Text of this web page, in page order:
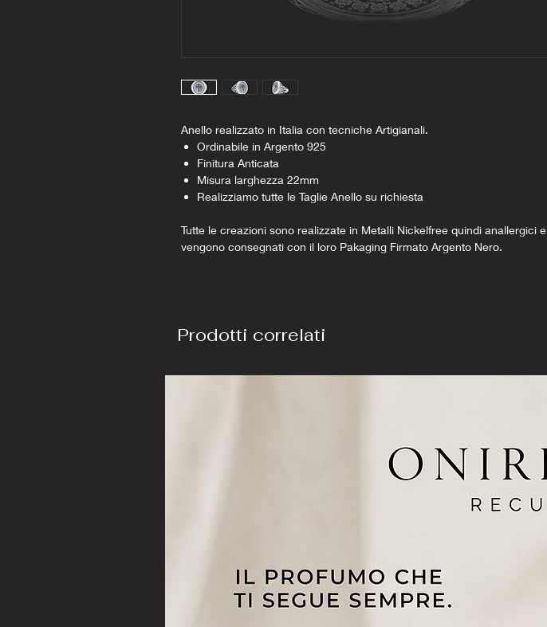
Anello realizzato in Italia con tecniche Artigianali.
Ordinabile in Argento 925
Finitura Anticata
Misura larghezza 22mm
Realizziamo tutte le Taglie Anello su richiesta
Tutte le creazioni sono realizzate in Metalli Nickelfree quindi anallergici e
vengono consegnati con il loro Pakaging Firmato Argento Nero.
Prodotti correlati